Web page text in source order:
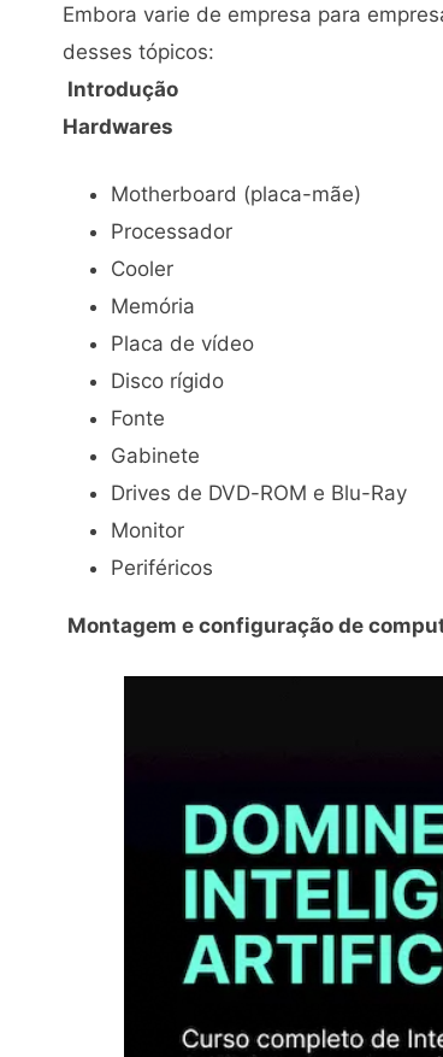
Embora varie de empresa para
desses tópicos:
Introdução
Hardwares
Motherboard (placa-mãe)
Processador
Cooler
Memória
Placa de vídeo
Disco rígido
Fonte
Gabinete
Drives de DVD-ROM e Blu-Ray
Monitor
Periféricos
Montagem e configuração de